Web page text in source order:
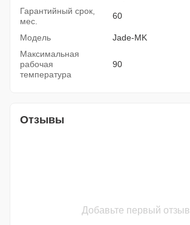
Гарантийный срок,
мес.
60
Модель
Jade-MK
Максимальная
рабочая
температура
90
Отзывы
Добавьте первый отзыв